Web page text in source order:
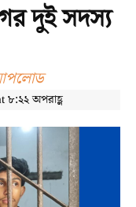
দুই সদস্য
আপলোড
৮:২২ অপরাহ্ণ